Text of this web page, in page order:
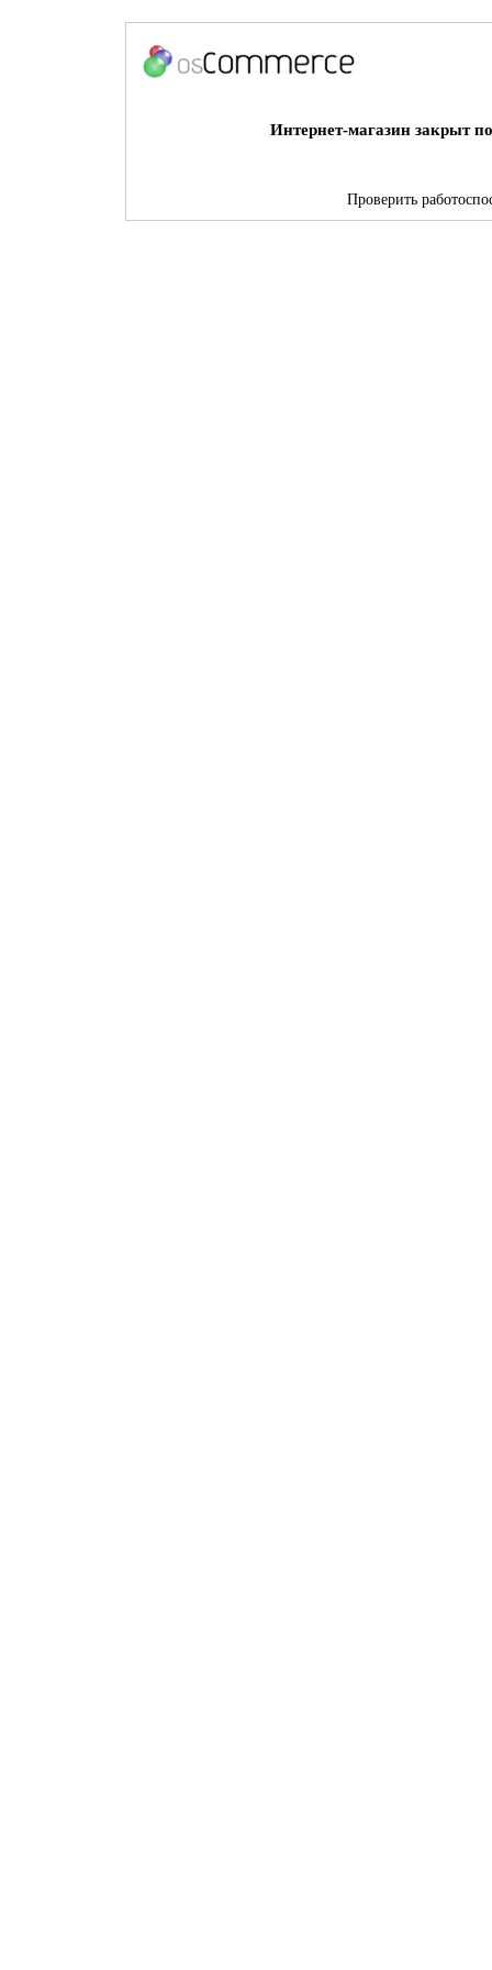
Интернет-магазин закрыт
Проверить